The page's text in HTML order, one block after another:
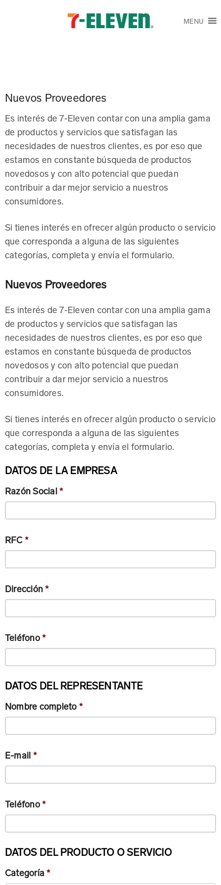
MENU
Nuevos Proveedores
Es interés de 7-Eleven contar con una amplia gama
de productos y servicios que satisfagan las
necesidades de nuestros clientes, es por eso que
estamos en constante búsqueda de productos
novedosos y con alto potencial que puedan
contribuir a dar mejor servicio a nuestros
consumidores.
Si tienes interés en ofrecer algún producto o servicio
que corresponda a alguna de las siguientes
categorías, completa y envía el formulario.
Nuevos Proveedores
Es interés de 7-Eleven contar con una amplia gama
de productos y servicios que satisfagan las
necesidades de nuestros clientes, es por eso que
estamos en constante búsqueda de productos
novedosos y con alto potencial que puedan
contribuir a dar mejor servicio a nuestros
consumidores.
Si tienes interés en ofrecer algún producto o servicio
que corresponda a alguna de las siguientes
categorías, completa y envía el formulario.
DATOS DE LA EMPRESA
Razón Social*
RFC*
Dirección *
Teléfono*
DATOS DEL REPRESENTANTE
Nombre completo*
E-mail *
Teléfono*
DATOS DEL PRODUCTO O SERVICIO
Categoría *